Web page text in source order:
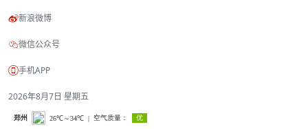
新浪微博
微信公众号
手机APP
2026年8月7日 星期五